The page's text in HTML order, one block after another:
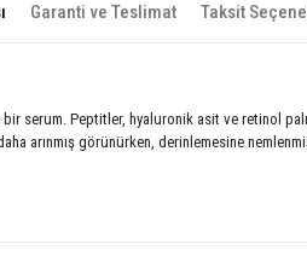
Garanti ve Teslimat Taksit
serum. Peptitler, hyaluronik asit ve retinol
arınmış görünürken, derinlemesine